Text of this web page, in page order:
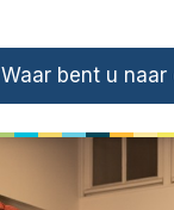
Waar bent u naar